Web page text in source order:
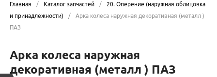
Главная / Каталог запчастей /
20. Оперение (наружная облицовка
и принадлежности)
/
Арка колеса наружная декоративная (металл )
ПАЗ
Арка колеса наружная
декоративная (металл ) ПАЗ
КАТАЛОГ ЗАПЧАСТЕЙ
КОНТАКТЫ